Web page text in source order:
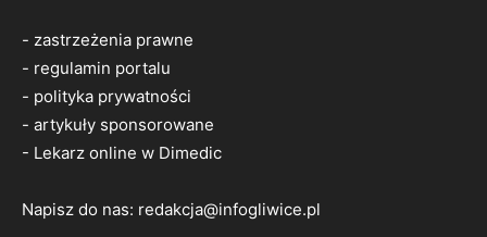
- zastrzeżenia prawne
- regulamin portalu
- polityka prywatności
- artykuły sponsorowane
- Lekarz online w Dimedic
Napisz do nas: redakcja@infogliwice.pl